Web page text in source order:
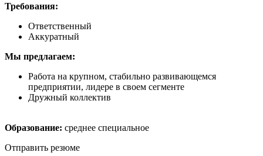
Требования:
Ответственный
Аккуратный
Мы предлагаем:
Работа на крупном, стабильно развивающемся
предприятии, лидере в своем сегменте
Дружный коллектив
Образование: среднее специальное
Отправить резюме